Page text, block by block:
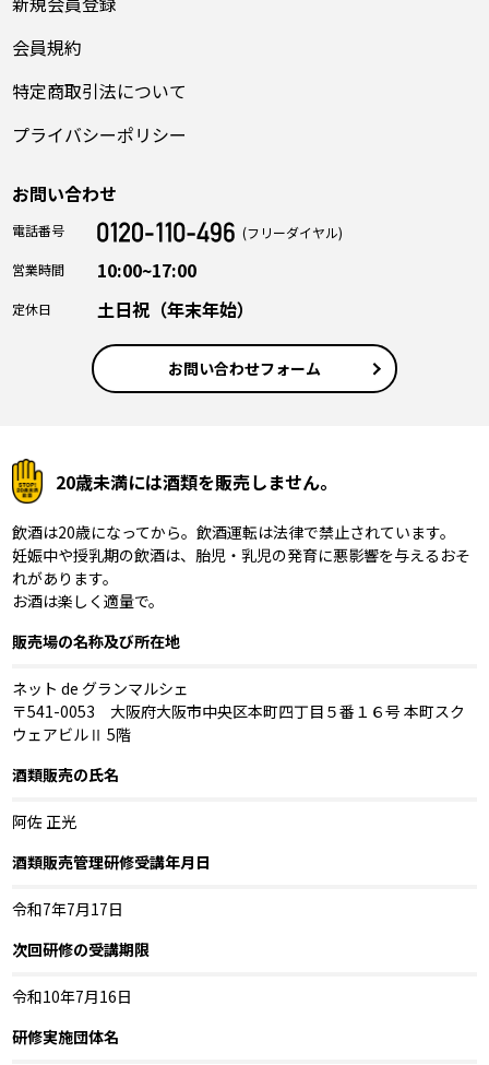
会員規約
特定商取引法について
プライバシーポリシー
お問い合わせ
電話番号
(フリーダイヤル)
営業時間
10:00~17:00
定休日 土日祝（年末年始）
お問い合わせフォーム
20歳未満には酒類を販売しません。
飲酒は20歳になってから。飲酒運転は法律で禁止されています。
妊娠中や授乳期の飲酒は、胎児・乳児の発育に悪影響を与えるおそ
れがあります。
お酒は楽しく適量で。
販売場の名称及び所在地
ネット de グランマルシェ
〒541-0053 大阪府大阪市中央区本町四丁目５番１６号 本町スク
ウェアビルⅡ 5階
酒類販売の氏名
阿佐 正光
酒類販売管理研修受講年月日
令和7年7月17日
次回研修の受講期限
令和10年7月16日
研修実施団体名